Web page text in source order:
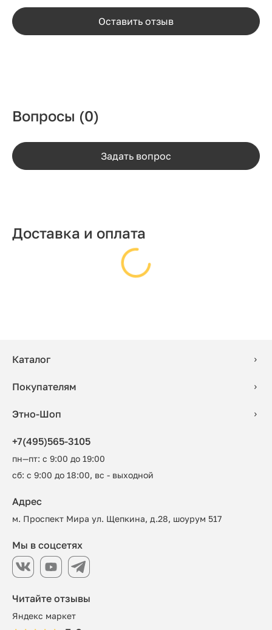
Оставить отзыв
Вопросы (0)
Задать вопрос
Доставка и оплата
Каталог
Покупателям
Этно-Шоп
+7(495)565-3105
пн—пт: с 9:00 до 19:00
сб: с 9:00 до 18:00, вс - выходной
Читайте отзывы
Яндекс маркет
Адрес
м. Проспект Мира ул. Щепкина, д.28, шоурум 517
Мы в соцсетях